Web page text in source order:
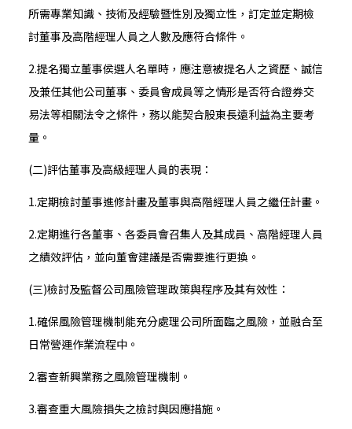
所需專業知識、技術及經驗暨性別及獨立性，訂定並定期檢
討董事及高階經理人員之人數及應符合條件。
2.提名獨立董事侯選人名單時，應注意被提名人之資歷、誠信
及兼任其他公司董事、委員會成員等之情形是否符合證券交
易法等相關法令之條件，務以能契合股東長遠利益為主要考
量。
(二)評估董事及高級經理人員的表現：
1.定期檢討董事進修計畫及董事與高階經理人員之繼任計畫。
2.定期進行各董事、各委員會召集人及其成員、高階經理人員
之績效評估，並向董會建議是否需要進行更換。
(三)檢討及監督公司風險管理政策與程序及其有效性：
1.確保風險管理機制能充分處理公司所面臨之風險，並融合至
日常營運作業流程中。
2.審查新興業務之風險管理機制。
3.審查重大風險損失之檢討與因應措施。